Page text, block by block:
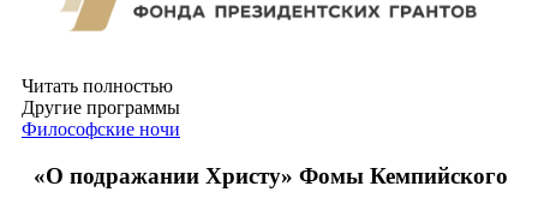
Читать полностью
Другие программы
Философские ночи
«О подражании Христу» Фомы Кемпийского